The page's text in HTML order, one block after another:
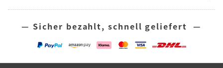
— Sicher bezahlt, schnell geliefert —